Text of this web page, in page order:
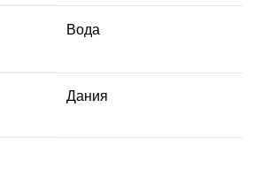
Вода
Дания